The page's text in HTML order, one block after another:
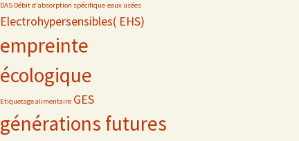
DAS Débit d'absorption spécifique eaux usées
Electrohypersensibles( EHS)
empreinte
écologique
Etiquetage alimentaire GES
générations futures